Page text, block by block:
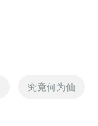
究竟何为仙